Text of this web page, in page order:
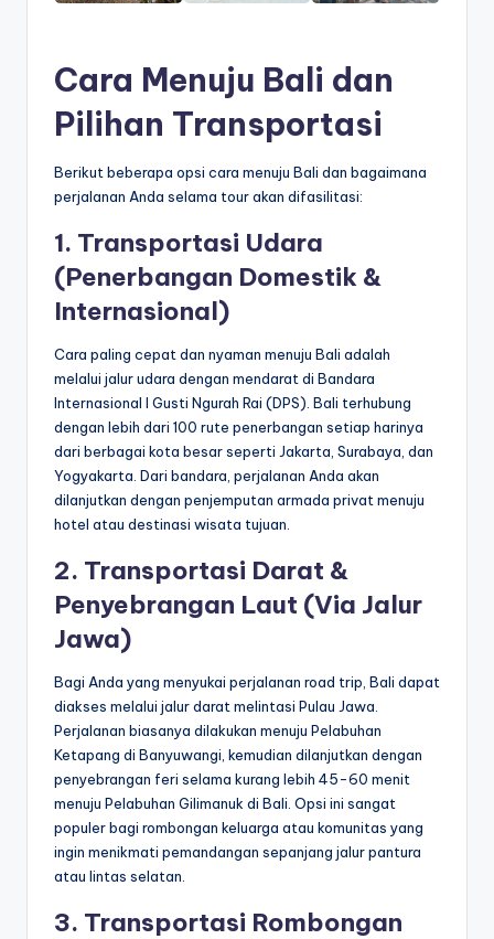
Cara Menuju Bali dan
Pilihan Transportasi
Berikut beberapa opsi cara menuju Bali dan bagaimana
perjalanan Anda selama tour akan difasilitasi:
1. Transportasi Udara
(Penerbangan Domestik &
Internasional)
Cara paling cepat dan nyaman menuju Bali adalah
melalui jalur udara dengan mendarat di Bandara
Internasional I Gusti Ngurah Rai (DPS). Bali terhubung
dengan lebih dari 100 rute penerbangan setiap harinya
dari berbagai kota besar seperti Jakarta, Surabaya, dan
Yogyakarta. Dari bandara, perjalanan Anda akan
dilanjutkan dengan penjemputan armada privat menuju
hotel atau destinasi wisata tujuan.
2. Transportasi Darat &
Penyebrangan Laut (Via Jalur
Jawa)
Bagi Anda yang menyukai perjalanan road trip, Bali dapat
diakses melalui jalur darat melintasi Pulau Jawa.
Perjalanan biasanya dilakukan menuju Pelabuhan
Ketapang di Banyuwangi, kemudian dilanjutkan dengan
penyebrangan feri selama kurang lebih 45-60 menit
menuju Pelabuhan Gilimanuk di Bali. Opsi ini sangat
populer bagi rombongan keluarga atau komunitas yang
ingin menikmati pemandangan sepanjang jalur pantura
atau lintas selatan.
3. Transportasi Rombongan